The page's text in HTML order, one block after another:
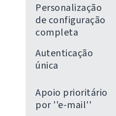
Personalização
de configuração
completa
Autenticação
única
Apoio prioritário
por ''e-mail''